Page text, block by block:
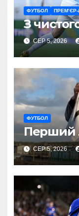
ФУТБОЛ ПРЕМ’ЄР-
З
СЕР 5, 2026
ФУТБОЛ
Перший
СЕР 5, 2026